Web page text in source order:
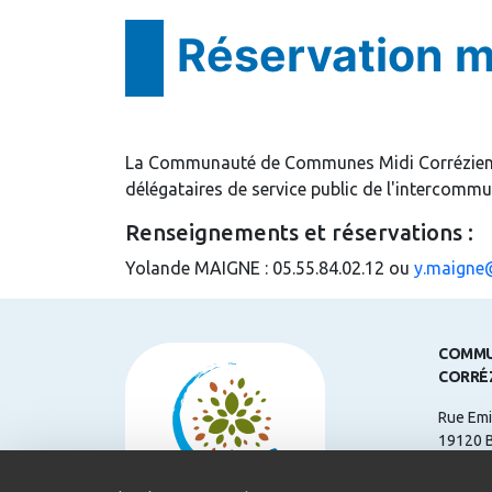
Réservation
La Communauté de Communes Midi
délégataires de service public de
Renseignements et réservations :
Yolande MAIGNE : 05.55.84.02.12 ou
Rue
19120